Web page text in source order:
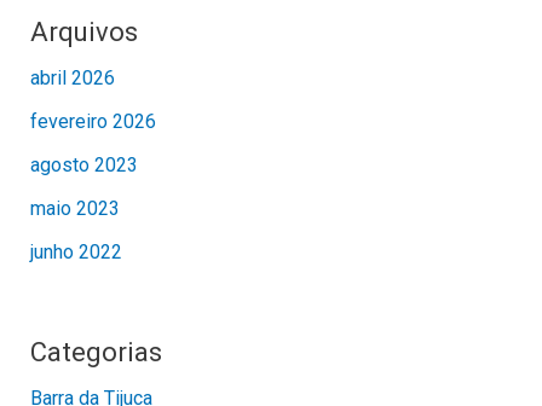
Arquivos
abril 2026
fevereiro 2026
agosto 2023
maio 2023
junho 2022
Categorias
Barra da Tijuca